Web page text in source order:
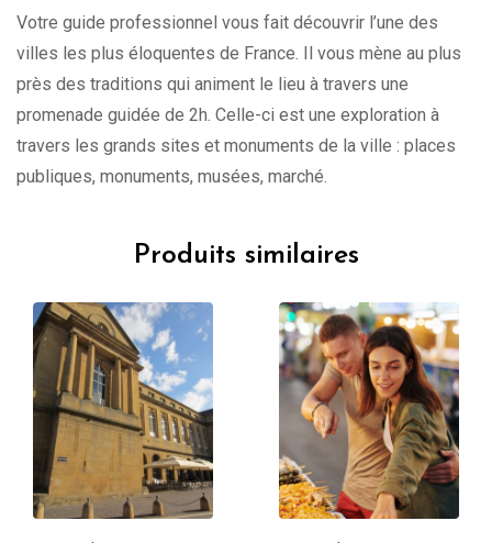
Votre guide professionnel vous fait découvrir l’une des
villes les plus éloquentes de France. Il vous mène au plus
près des traditions qui animent le lieu à travers une
promenade guidée de 2h. Celle-ci est une exploration à
travers les grands sites et monuments de la ville : places
publiques, monuments, musées, marché.
Produits similaires